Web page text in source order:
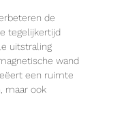
de
tegelijkertijd
uitstraling
wand
een ruimte
maar ook